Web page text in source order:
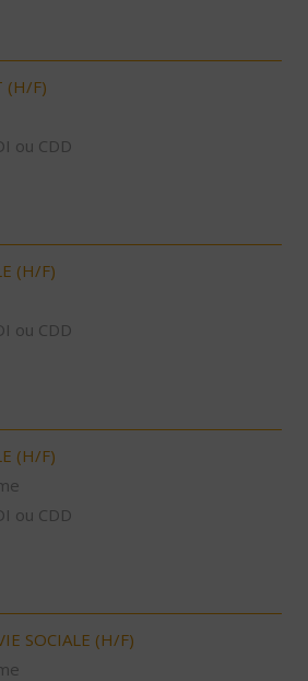
(H/F)
ou CDD
(H/F)
ou CDD
(H/F)
ou CDD
SOCIALE (H/F)